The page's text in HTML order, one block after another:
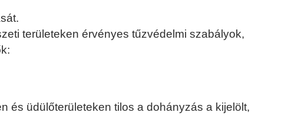
területeken érvényes tűzvédelmi szabályok,
üdülőterületeken tilos a dohányzás a kijelölt,